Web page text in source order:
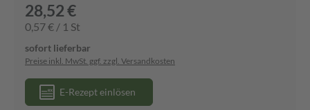
28,52 €
0,57 € / 1 St
sofort lieferbar
Preise inkl. MwSt. ggf. zzgl. Versandkosten
E-Rezept einlösen